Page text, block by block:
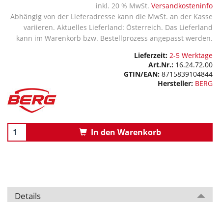
inkl. 20 % MwSt. Versandkosteninfo
Abhängig von der Lieferadresse kann die MwSt. an der Kasse
variieren. Aktuelles Lieferland: Österreich. Das Lieferland
kann im Warenkorb bzw. Bestellprozess angepasst werden.
Lieferzeit: 2-5 Werktage
Art.Nr.: 16.24.72.00
GTIN/EAN: 8715839104844
Hersteller: BERG
In den Warenkorb
Details